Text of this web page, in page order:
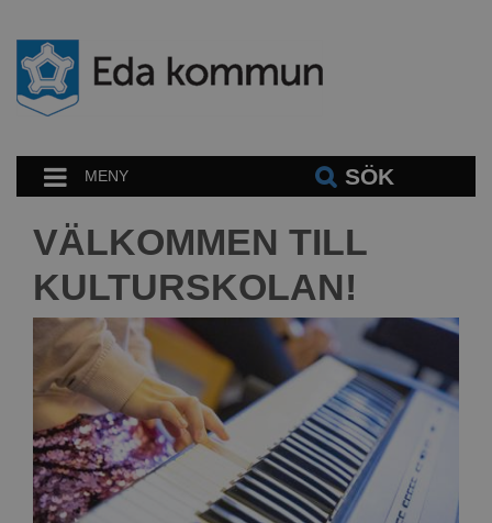
MENY SÖK
VÄLKOMMEN TILL
KULTURSKOLAN!